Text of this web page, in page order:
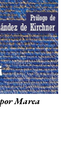
Marea